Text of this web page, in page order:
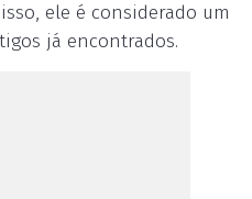
ele é considerado um
já encontrados.